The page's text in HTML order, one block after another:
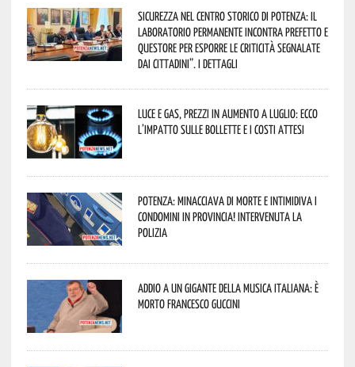
Sicurezza nel Centro Storico di Potenza: il
Laboratorio Permanente incontra Prefetto e
Questore per esporre le criticità segnalate
dai cittadini”. I dettagli
Luce e gas, prezzi in aumento a luglio: ecco
l’impatto sulle bollette e i costi attesi
Potenza: minacciava di morte e intimidiva i
condomini in provincia! Intervenuta la
Polizia
Addio a un gigante della musica italiana: è
morto Francesco Guccini